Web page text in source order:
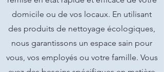
domicile ou de vos locaux. En utilisant
des produits de nettoyage écologiques,
nous garantissons un espace sain pour
vous, vos employés ou votre famille. Vous